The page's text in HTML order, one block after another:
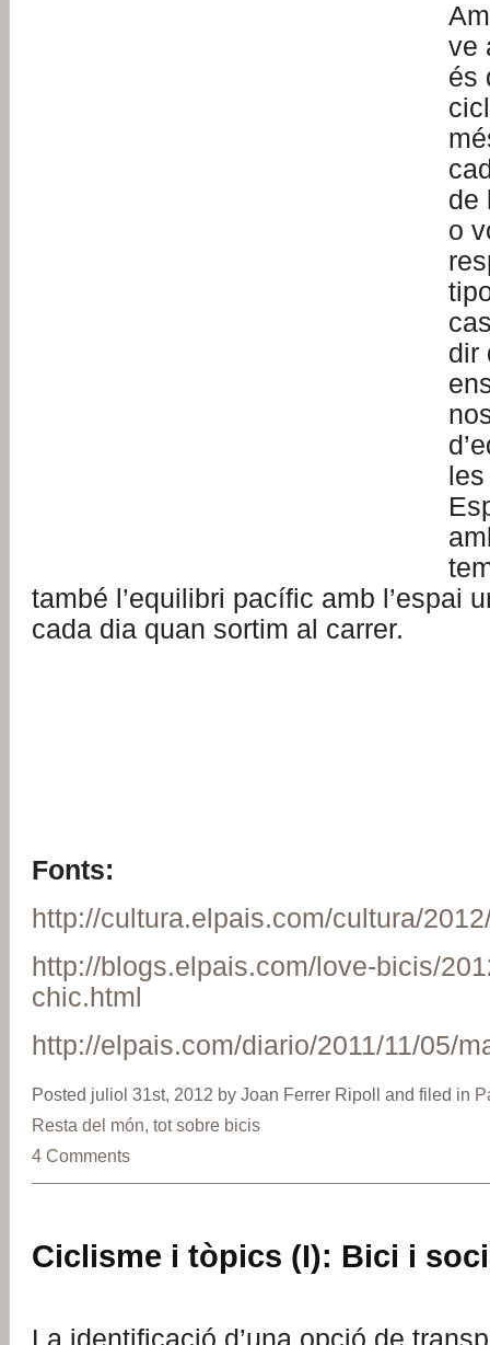
ve
és
de
o
dir
també l’equilibri pacífic amb l’espai
cada dia quan sortim al carrer.
Fonts:
http://cultura.elpais.com/cultura/
http://blogs.elpais.com/love-bicis/
chic.html
http://elpais.com/diario/2011/11/05/
Posted juliol 31st, 2012 by Joan Ferrer Ripoll and filed in
Resta del món, tot sobre bicis
4 Comments
Ciclisme i tòpics (I): Bici i
La identificació d’una opció de